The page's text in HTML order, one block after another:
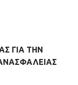
ΓΙΑ ΤΗΝ